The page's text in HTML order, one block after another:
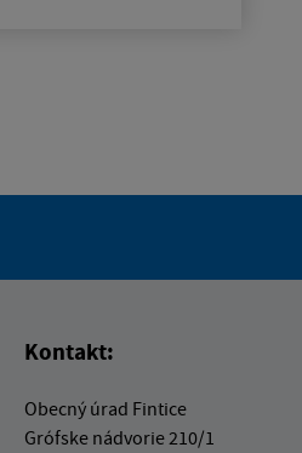
Kontakt:
Obecný úrad Fintice
Grófske nádvorie 210/1